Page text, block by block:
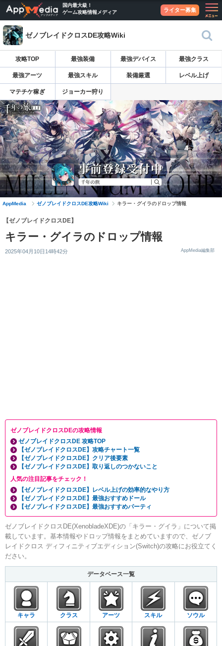
国内最大級！
ゲーム攻略情報メディア
ライター募集
ゼノブレイドクロスDE攻略Wiki
攻略TOP 最強装備 最強デバイス 最強クラス
最強アーツ 最強スキル 装備厳選 レベル上げ
マテチケ稼ぎ ジョーカー狩り
AppMedia ゼノブレイドクロスDE攻略Wiki キラー・グイラのドロップ情報
【ゼノブレイドクロスDE】
キラー・グイラのドロップ情報
2025年04月10日14時42分 AppMedia編集部
ゼノブレイドクロスDEの攻略情報
ゼノブレイドクロスDE 攻略TOP
【ゼノブレイドクロスDE】攻略チャート一覧
【ゼノブレイドクロスDE】クリア後要素
【ゼノブレイドクロスDE】取り返しのつかないこと
人気の注目記事をチェック！
【ゼノブレイドクロスDE】レベル上げの効率的なやり方
【ゼノブレイドクロスDE】最強おすすめドール
【ゼノブレイドクロスDE】最強おすすめパーティ
ゼノブレイドクロスDE(XenobladeXDE)の「キラー・グイラ」について掲
載しています。基本情報やドロップ情報をまとめていますので、ゼノブ
レイドクロス ディフィニティブエディション(Switch)の攻略にお役立てく
ださい。
データベース一覧
キャラ クラス アーツ スキル ソウル